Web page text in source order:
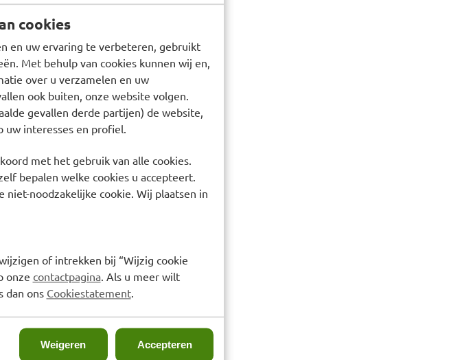
cookies
en uw ervaring te verbeteren, gebruikt
Met behulp van cookies kunnen wij en,
over u verzamelen en uw
ook buiten, onze website volgen.
gevallen derde partijen) de website,
uw interesses en profiel.
met het gebruik van alle cookies.
bepalen welke cookies u accepteert.
niet-noodzakelijke cookie. Wij plaatsen in
of intrekken bij “Wijzig cookie
onze contactpagina. Als u meer wilt
dan ons Cookiestatement.
Weigeren Accepteren